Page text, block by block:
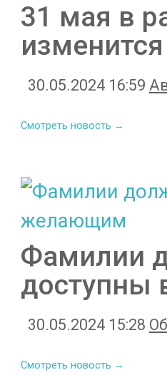
31 мая в
30.05.2024 16:59
Смотреть новость →
Фамилии
30.05.2024 15:28
Смотреть новость →